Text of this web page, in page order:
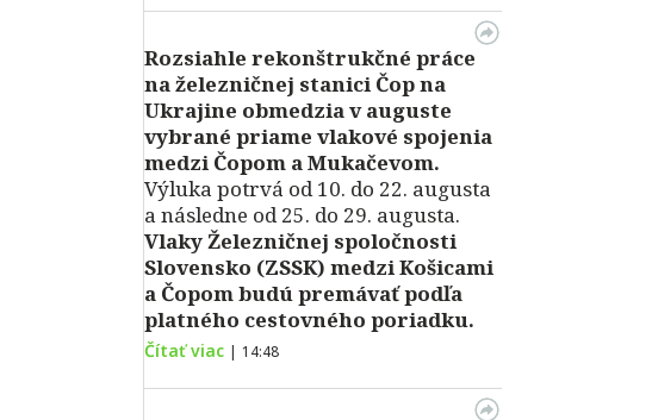
Rozsiahle rekonštrukčné práce
na železničnej stanici Čop na
Ukrajine obmedzia v auguste
vybrané priame vlakové spojenia
medzi Čopom a Mukačevom.
Výluka potrvá od 10. do 22. augusta
a následne od 25. do 29. augusta.
Vlaky Železničnej spoločnosti
Slovensko (ZSSK) medzi Košicami
a Čopom budú premávať podľa
platného cestovného poriadku.
Čítať viac | 14:48